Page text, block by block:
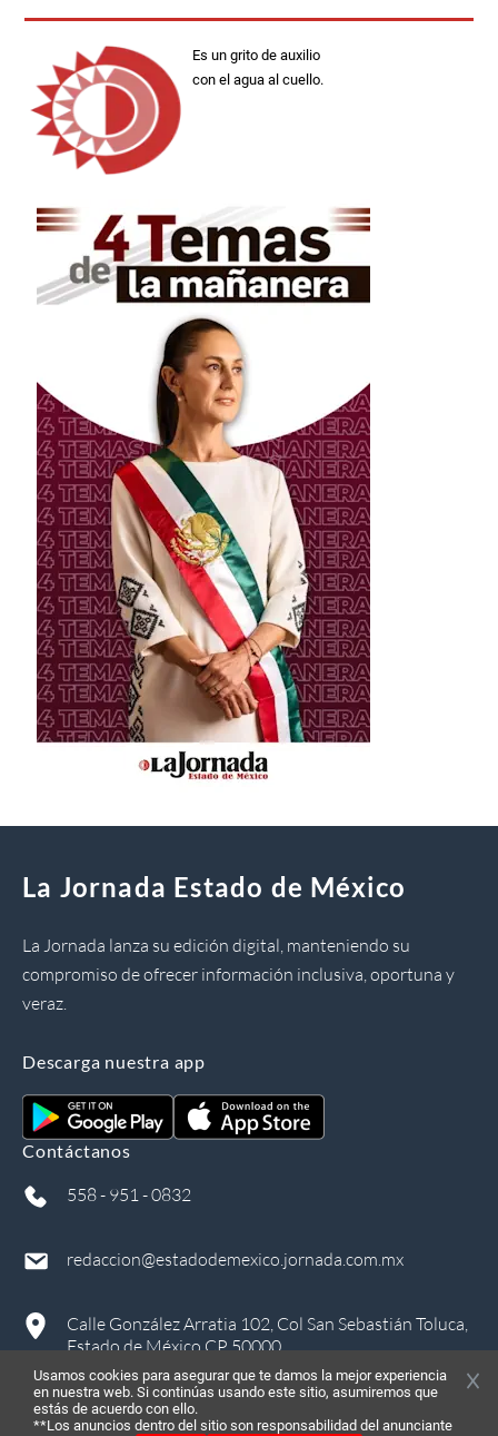
Es un grito de auxilio
con el agua al cuello.
La Jornada Estado de México
La Jornada lanza su edición digital, manteniendo su
compromiso de ofrecer información inclusiva, oportuna y
veraz.
Descarga nuestra app
Contáctanos
558 - 951 - 0832
redaccion@estadodemexico.jornada.com.mx
Calle González Arratia 102, Col San Sebastián Toluca,
Estado de México CP 50000
Usamos cookies para asegurar que te damos la mejor experiencia
en nuestra web. Si continúas usando este sitio, asumiremos que
estás de acuerdo con ello.
**Los anuncios dentro del sitio son responsabilidad del anunciante